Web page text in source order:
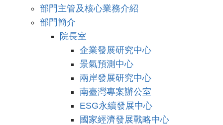
部門主管及核心業務介紹
部門簡介
院長室
企業發展研究中心
景氣預測中心
兩岸發展研究中心
南臺灣專案辦公室
ESG永續發展中心
國家經濟發展戰略中心